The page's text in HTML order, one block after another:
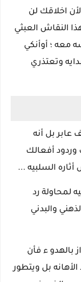
اخلاقك لن
النقاش العبثي
معه ؛ أوأنكي
وتعتذري
عابر بل أنه
وردود أفعالك
السلبيه ...
لمحاولة رد
والبدني
بالهدو ء فأن
بل ويتطور